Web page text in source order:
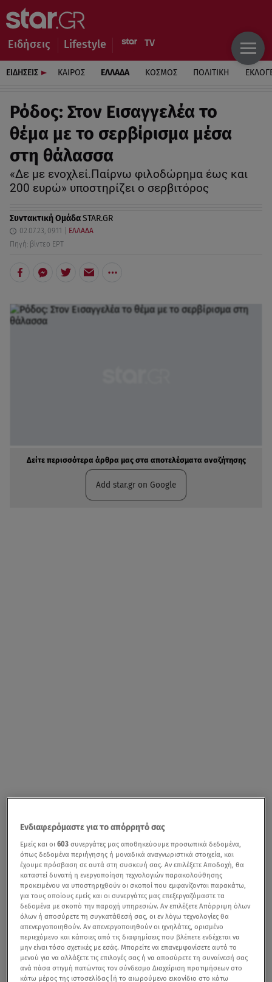
Ειδήσεις Lifestyle
ΕΙΔΗΣΕΙΣ ΚΑΙΡΟΣ ΕΛΛΑΔΑ ΚΟΣΜΟΣ ΠΟΛΙΤΙΚΗ
Ρόδος: Στον Εισαγγελέα το
θέμα με το σερβίρισμα μέσα
στη θάλασσα
«Δε με ενοχλεί.Παίρνω φιλοδώρημα έως και
200 ευρώ» υποστηρίζει ο σερβιτόρος
Συντακτική ΟμάδαSTAR.GR
02.07.23, 09:11
ΕΛΛΑΔΑ
Πηγή: βίντεο ΕΡΤ
Δείτε περισσότερα άρθρα μας στα αποτελέσματα αναζήτησης
Add star.gr on Google
Ενδιαφερόμαστε για το απόρρητό σας
Εμείς και οι603 συνεργάτες μας αποθηκεύουμε προσωπικά δεδομένα,
όπως δεδομένα περιήγησης ή μοναδικά αναγνωριστικά στοιχεία, και
έχουμε πρόσβαση σε αυτά στη συσκευή σας. Αν επιλέξετε Αποδοχή, θα
καταστεί δυνατή η ενεργοποίηση τεχνολογιών παρακολούθησης
προκειμένου να υποστηριχθούν οι σκοποί που εμφανίζονται παρακάτω,
για τους οποίους εμείς και οι συνεργάτες μας επεξεργαζόμαστε τα
δεδομένα με σκοπό την παροχή υπηρεσιών. Αν επιλέξετε Απόρριψη όλων
όλων ή αποσύρετε τη συγκατάθεσή σας, οι εν λόγω τεχνολογίες θα
απενεργοποιηθούν. Αν απενεργοποιηθούν οι ιχνηλάτες, ορισμένο
περιεχόμενο και κάποιες από τις διαφημίσεις που βλέπετε ενδέχεται να
μην είναι τόσο σχετικές με εσάς. Μπορείτε να επανεμφανίσετε αυτό το
μενού για να αλλάξετε τις επιλογές σας ή να αποσύρετε τη συναίνεσή σας
ανά πάσα στιγμή πατώντας τον σύνδεσμο Διαχείριση προτιμήσεων στο
κάτω μέρος της ιστοσελίδας [ή το αιωρούμενο εικονίδιο στο κάτω